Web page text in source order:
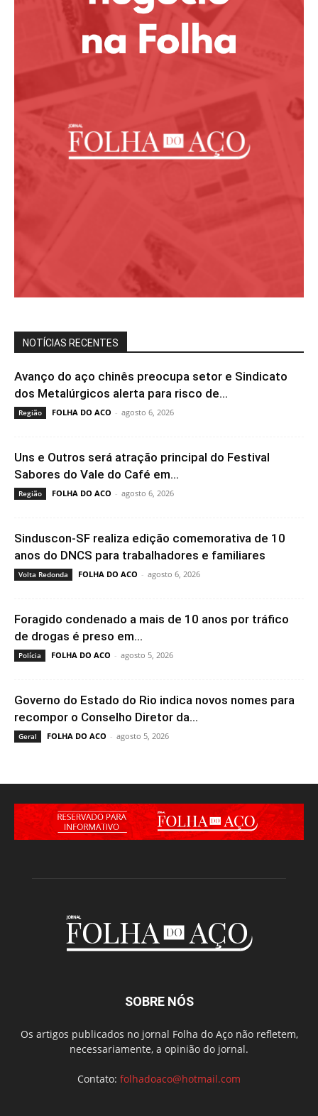
NOTÍCIAS RECENTES
Avanço do aço chinês preocupa setor e Sindicato
dos Metalúrgicos alerta para risco de...
Região FOLHA DO ACO - agosto 6, 2026
Uns e Outros será atração principal do Festival
Sabores do Vale do Café em...
Região FOLHA DO ACO - agosto 6, 2026
Sinduscon-SF realiza edição comemorativa de 10
anos do DNCS para trabalhadores e familiares
Volta Redonda FOLHA DO ACO - agosto 6, 2026
Foragido condenado a mais de 10 anos por tráfico
de drogas é preso em...
Polícia FOLHA DO ACO - agosto 5, 2026
Governo do Estado do Rio indica novos nomes para
recompor o Conselho Diretor da...
Geral FOLHA DO ACO - agosto 5, 2026
SOBRE NÓS
Os artigos publicados no jornal Folha do Aço não refletem,
necessariamente, a opinião do jornal.
Contato: folhadoaco@hotmail.com